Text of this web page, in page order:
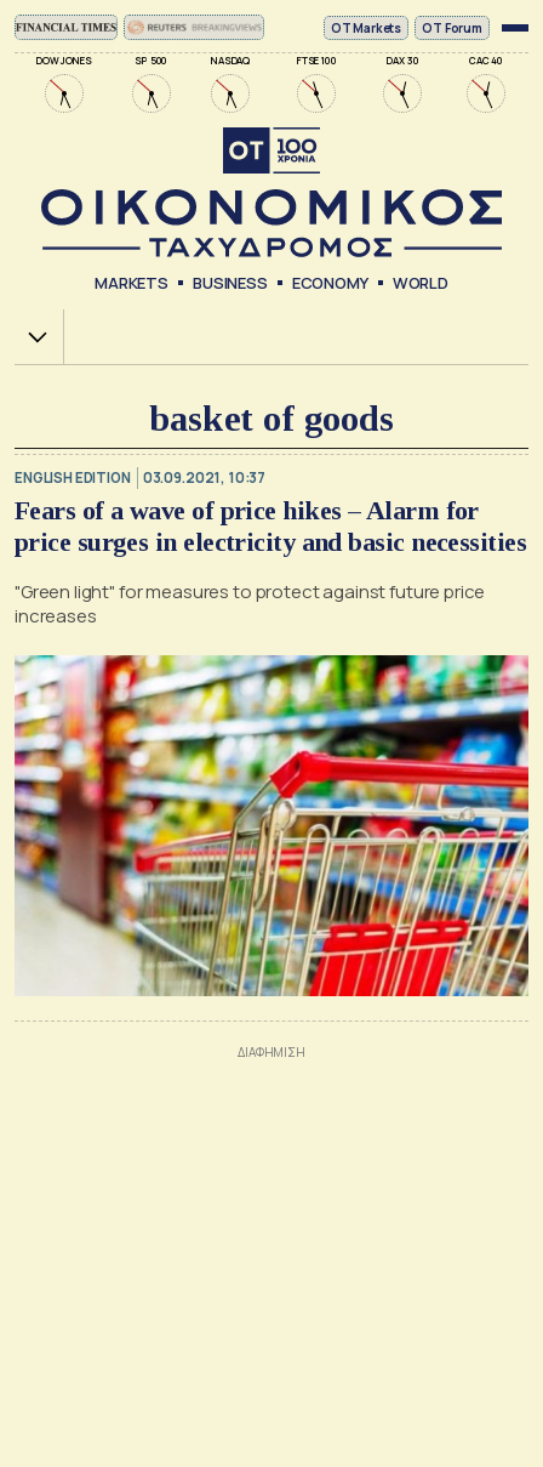
DOW JONES SP 500 NASDAQ FTSE 100 DAX 30 CAC 40
ΟΤ Markets OT Forum
MARKETS BUSINESS ECONOMY WORLD
Χ.Α.
basket of goods
ENGLISH EDITION 03.09.2021, 10:37
Fears of a wave of price hikes – Alarm for
price surges in electricity and basic necessities
"Green light" for measures to protect against future price
increases